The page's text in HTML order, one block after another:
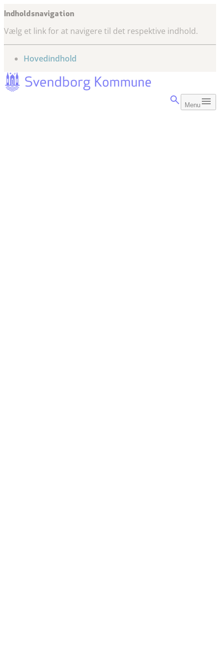
Indholdsnavigation
Vælg et link for at navigere til det respektive indhold.
gå til
Hovedindhold
Menu